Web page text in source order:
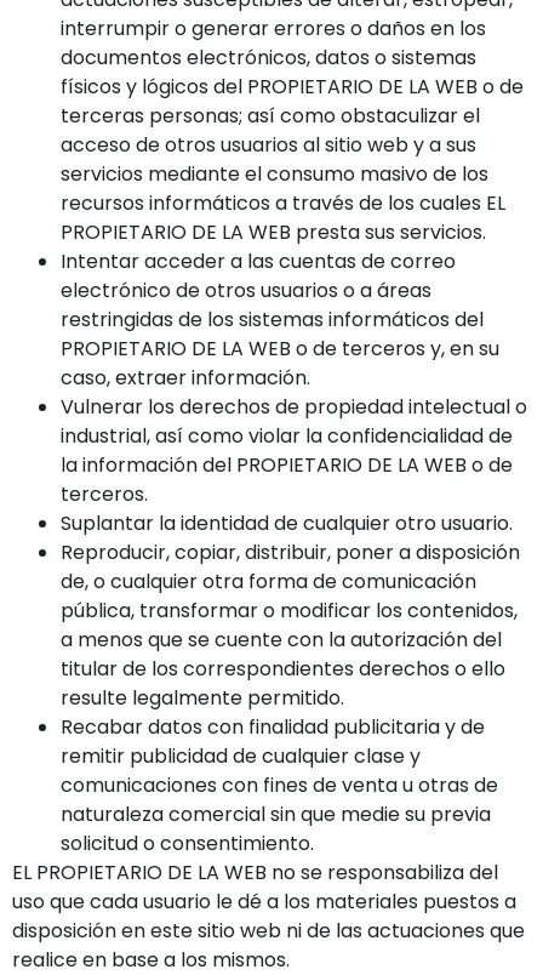
interrumpir o generar errores o daños en los
documentos electrónicos, datos o sistemas
físicos y lógicos del PROPIETARIO DE LA WEB o de
terceras personas; así como obstaculizar el
acceso de otros usuarios al sitio web y a sus
servicios mediante el consumo masivo de los
recursos informáticos a través de los cuales EL
PROPIETARIO DE LA WEB presta sus servicios.
Intentar acceder a las cuentas de correo
electrónico de otros usuarios o a áreas
restringidas de los sistemas informáticos del
PROPIETARIO DE LA WEB o de terceros y, en su
caso, extraer información.
Vulnerar los derechos de propiedad intelectual o
industrial, así como violar la confidencialidad de
la información del PROPIETARIO DE LA WEB o de
terceros.
Suplantar la identidad de cualquier otro usuario.
Reproducir, copiar, distribuir, poner a disposición
de, o cualquier otra forma de comunicación
pública, transformar o modificar los contenidos,
a menos que se cuente con la autorización del
titular de los correspondientes derechos o ello
resulte legalmente permitido.
Recabar datos con finalidad publicitaria y de
remitir publicidad de cualquier clase y
comunicaciones con fines de venta u otras de
naturaleza comercial sin que medie su previa
solicitud o consentimiento.
EL PROPIETARIO DE LA WEB no se responsabiliza del
uso que cada usuario le dé a los materiales puestos a
disposición en este sitio web ni de las actuaciones que
realice en base a los mismos.